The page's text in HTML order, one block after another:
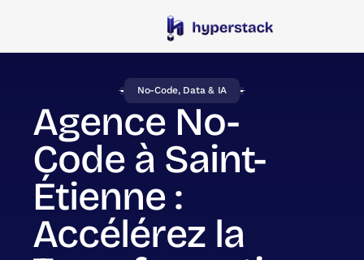
No-Code, Data & IA
Agence No-
Code à Saint-
Étienne :
Accélérez la